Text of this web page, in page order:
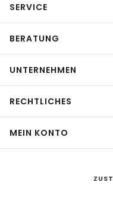
SERVICE
BERATUNG
UNTERNEHMEN
RECHTLICHES
MEIN KONTO